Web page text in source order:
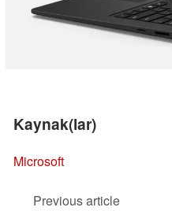
Kaynak(lar)
Microsoft
Previous article